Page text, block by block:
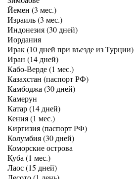
Йемен (3 мес.)
Израиль (3 мес.)
Индонезия (30 дней)
Иордания
Ирак (10 дней при въезде из Турции)
Иран (14 дней)
Кабо-Верде (1 мес.)
Казахстан (паспорт РФ)
Камбоджа (30 дней)
Камерун
Катар (14 дней)
Кения (1 мес.)
Киргизия (паспорт РФ)
Колумбия (30 дней)
Коморские острова
Куба (1 мес.)
Лаос (15 дней)